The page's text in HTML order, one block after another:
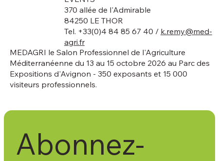
MEDAGRI le Salon Professionnel de l'Agriculture
Méditerranéenne du 13 au 15 octobre 2026 au Parc des
Expositions d'Avignon - 350 exposants et 15 000
visiteurs professionnels.
370 allée de l'Admirable
84250 LE THOR
Tel. +33(0)4 84 85 67 40 / k.remy@med-
agri.fr
Abonnez-